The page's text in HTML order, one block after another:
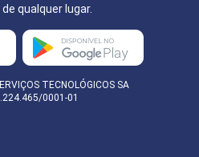
qualquer lugar.
TECNOLÓGICOS SA
0001-01